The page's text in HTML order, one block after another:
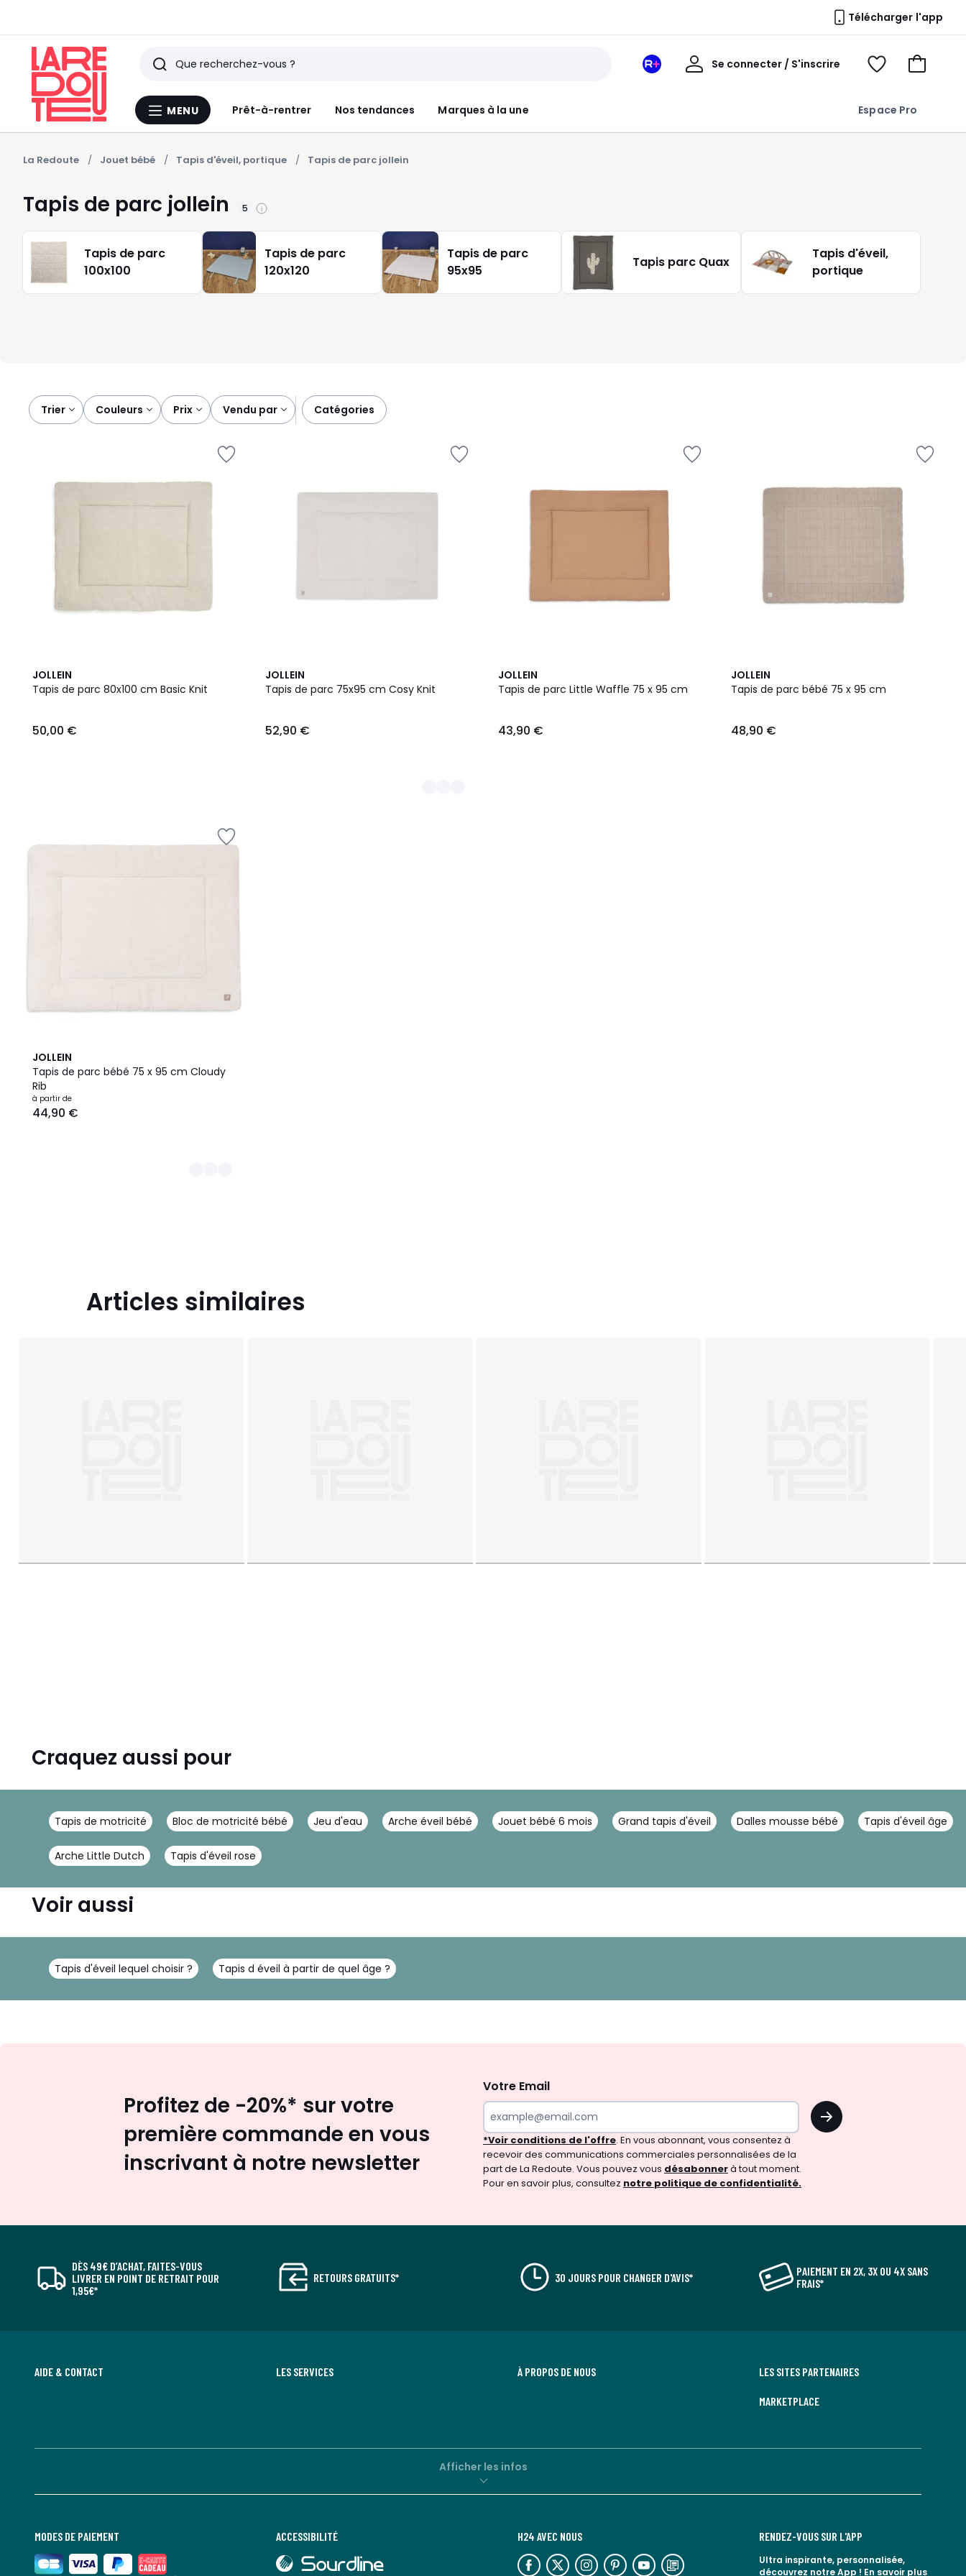
Télécharger l'app
Menu
MENU Prêt-à-rentrer Nos tendances Marques à la une Espace Pro
Rechercher
Derniers
articles
vus
Mon
Se connecter / S'inscrire
Mon
Voir
Voir
La Redoute Jouet bébé Tapis d'éveil, portique Tapis de parc jollein
Tapis de parc jollein 5
Tapis de parc
100x100
Tapis de parc
120x120
Tapis de parc
95x95
Tapis parc Quax
Tapis d'éveil,
portique
Trier couleurs prix vendu par catégories
JOLLEIN
Tapis de parc 80x100 cm Basic Knit
€.
50,00 €
JOLLEIN
Tapis de parc 75x95 cm Cosy Knit
52,90 €
2
Couleurs
JOLLEIN
Tapis de parc Little Waffle 75 x 95 cm
43,90 €
JOLLEIN
Tapis de parc bébé 75 x 95 cm
48,90 €
JOLLEIN
Tapis de parc bébé 75 x 95 cm Cloudy
Rib
à partir de
44,90 €
2
Couleurs
Articles similaires
Craquez aussi pour
Tapis de motricité Bloc de motricité bébé Jeu d'eau Arche éveil bébé Jouet bébé 6 mois Grand tapis d'éveil Dalles mousse bébé Tapis d'éveil âge
Arche Little Dutch Tapis d'éveil rose
Voir aussi
Tapis d'éveil lequel choisir ? Tapis d éveil à partir de quel âge ?
Profitez de -20%* sur votre
première commande en vous
inscrivant à notre newsletter
Votre Email
OK
*Voir conditions de l'offre. En vous abonnant, vous consentez à
recevoir des communications commerciales personnalisées de la
part de La Redoute. Vous pouvez vous désabonnerà tout moment.
Pour en savoir plus, consultez notre politique de confidentialité.
DÈS 49€ D’ACHAT, FAITES-VOUS
LIVRER EN POINT DE RETRAIT POUR
1,95€*
RETOURS GRATUITS* 30 JOURS POUR CHANGER D'AVIS*
PAIEMENT EN 2X, 3X OU 4X SANS
FRAIS*
AIDE & CONTACT LES SERVICES À PROPOS DE NOUS LES SITES PARTENAIRES
MARKETPLACE
Afficher les infos
MODES DE PAIEMENT ACCESSIBILITÉ
lien
H24 AVEC NOUS
lien
lien
lien
lien
lien
lien
RENDEZ-VOUS SUR L'APP
Ultra inspirante, personnalisée,
découvrez notre App ! En savoir plus